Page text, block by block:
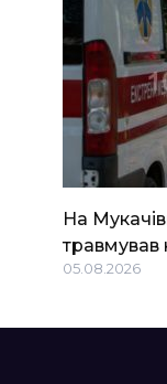
На
травмував
05.08.2026